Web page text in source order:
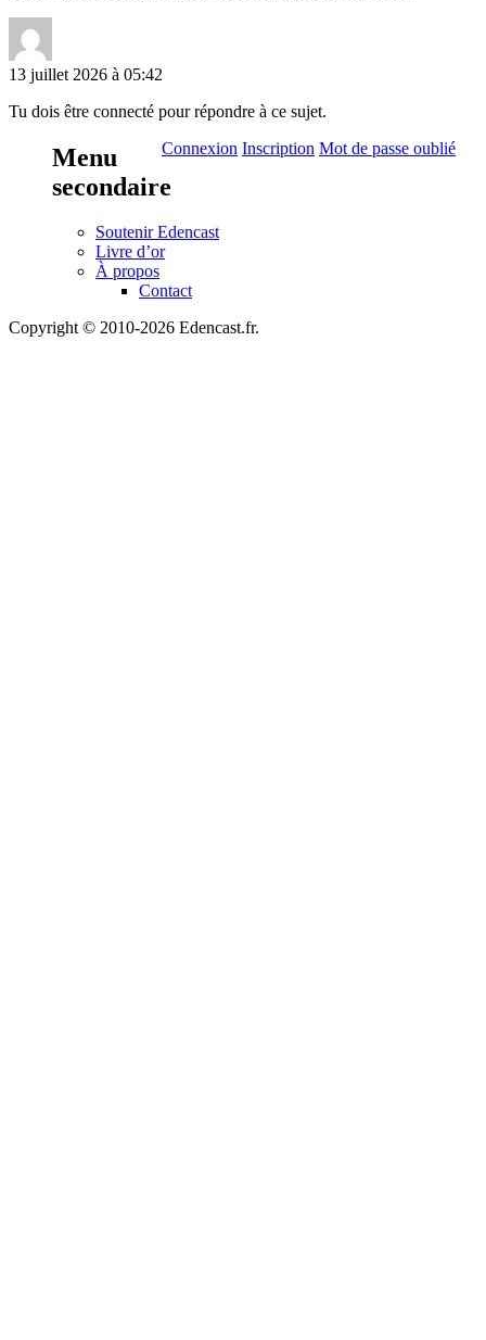
13 juillet 2026 à 05:42
Tu dois être connecté pour répondre à ce sujet.
Connexion Inscription Mot de passe oublié
Menu
secondaire
Soutenir Edencast
Livre d’or
À propos
Contact
Copyright © 2010-2026 Edencast.fr.